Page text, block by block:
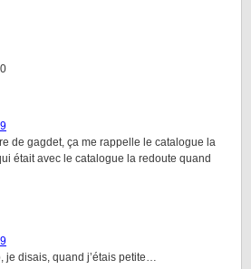
de gagdet, ça me rappelle le catalogue la
était avec le catalogue la redoute quand
je disais, quand j’étais petite…